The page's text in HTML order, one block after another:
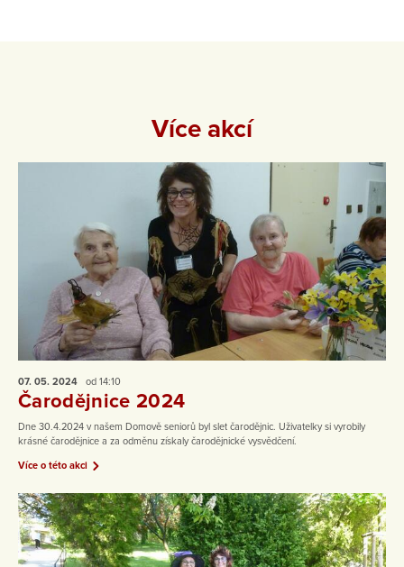
Více akcí
07. 05. 2024 od 14:10
Čarodějnice 2024
Dne 30.4.2024 v našem Domově seniorů byl slet čarodějnic. Uživatelky si vyrobily
krásné čarodějnice a za odměnu získaly čarodějnické vysvědčení.
Více o této akci